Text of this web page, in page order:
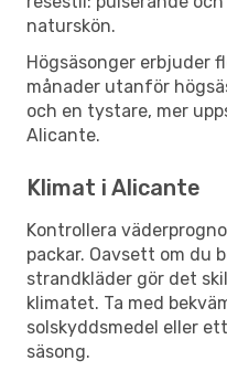
naturskön.
Högsäsonger erbjuder
månader utanför
och en tystare, mer
Alicante.
Klimat i Alicante
Kontrollera
packar. Oavsett om du
strandkläder gör det
klimatet. Ta med
solskyddsmedel eller
säsong.